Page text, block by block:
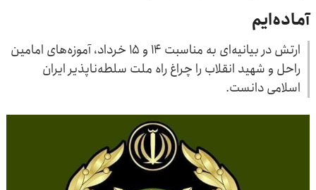
آماده‌ایم
ارتش در بیانیه‌ای به مناسبت ۱۴ و ۱۵ خرداد، آموزه‌های امامین
راحل و شهید انقلاب را چراغ راه ملت سلطه‌ناپذیر ایران
اسلامی دانست.